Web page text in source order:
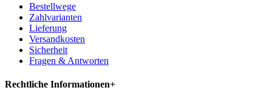
Bestellwege
Zahlvarianten
Lieferung
Versandkosten
Sicherheit
Fragen & Antworten
Rechtliche Informationen+